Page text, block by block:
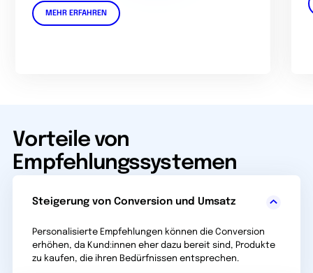
MEHR ERFAHREN
Vorteile von
Empfehlungssystemen
Steigerung von Conversion und Umsatz
Personalisierte Empfehlungen können die Conversion
erhöhen, da Kund:innen eher dazu bereit sind, Produkte
zu kaufen, die ihren Bedürfnissen entsprechen.